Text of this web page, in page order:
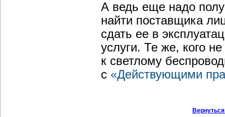
А ведь еще надо
найти поставщика
сдать ее в
услуги. Те же, кого
к светлому
с «Действующими